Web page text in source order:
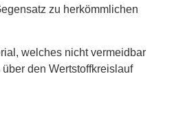
zu herkömmlichen
welches nicht vermeidbar
über den Wertstoffkreislauf